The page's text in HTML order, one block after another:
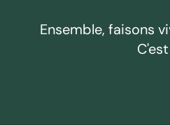
Ensemble, faisons